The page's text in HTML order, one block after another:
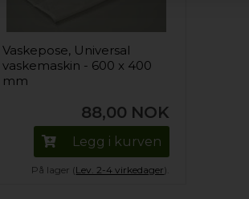
Vaskepose, Universal
vaskemaskin - 600 x 400
mm
88,00 NOK
Legg i kurven
På lager (Lev. 2-4 virkedager).